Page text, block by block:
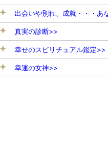
出会いや別れ、成就・・・あ
真実の診断>>
幸せのスピリチュアル鑑定>>
幸運の女神>>